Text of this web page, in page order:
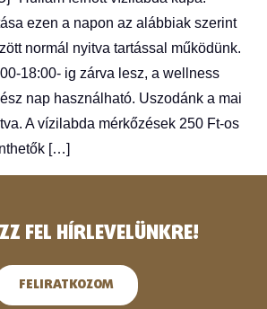
ezen a napon az alábbiak szerint
normál nyitva tartással működünk.
18:00- ig zárva lesz, a wellness
nap használható. Uszodánk a mai
A vízilabda mérkőzések 250 Ft-os
[…]
FEL HÍRLEVELÜNKRE!
FELIRATKOZOM